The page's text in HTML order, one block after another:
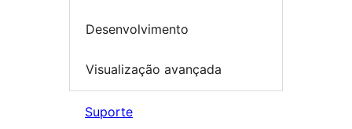
Desenvolvimento
Visualização avançada
Suporte